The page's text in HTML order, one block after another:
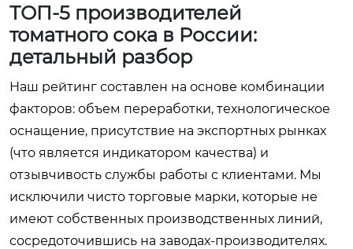
ТОП-5 производителей
томатного сока в России:
детальный разбор
Наш рейтинг составлен на основе комбинации
факторов: объем переработки, технологическое
оснащение, присутствие на экспортных рынках
(что является индикатором качества) и
отзывчивость службы работы с клиентами. Мы
исключили чисто торговые марки, которые не
имеют собственных производственных линий,
сосредоточившись на заводах-производителях.